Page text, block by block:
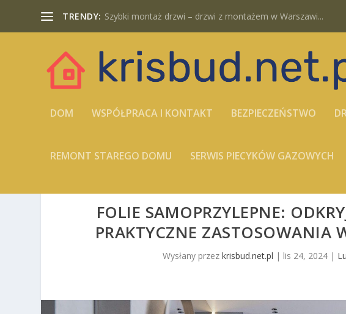
TRENDY: Szybki montaż drzwi – drzwi z montażem w Warszawi...
DOM WSPÓŁPRACA I KONTAKT BEZPIECZEŃSTWO
REMONT STAREGO DOMU SERWIS PIECYKÓW GAZOWYCH
FOLIE SAMOPRZYLEPNE:
PRAKTYCZNE ZASTOSOWANIA
Wysłany przezkrisbud.net.pl | lis 24, 2024 |